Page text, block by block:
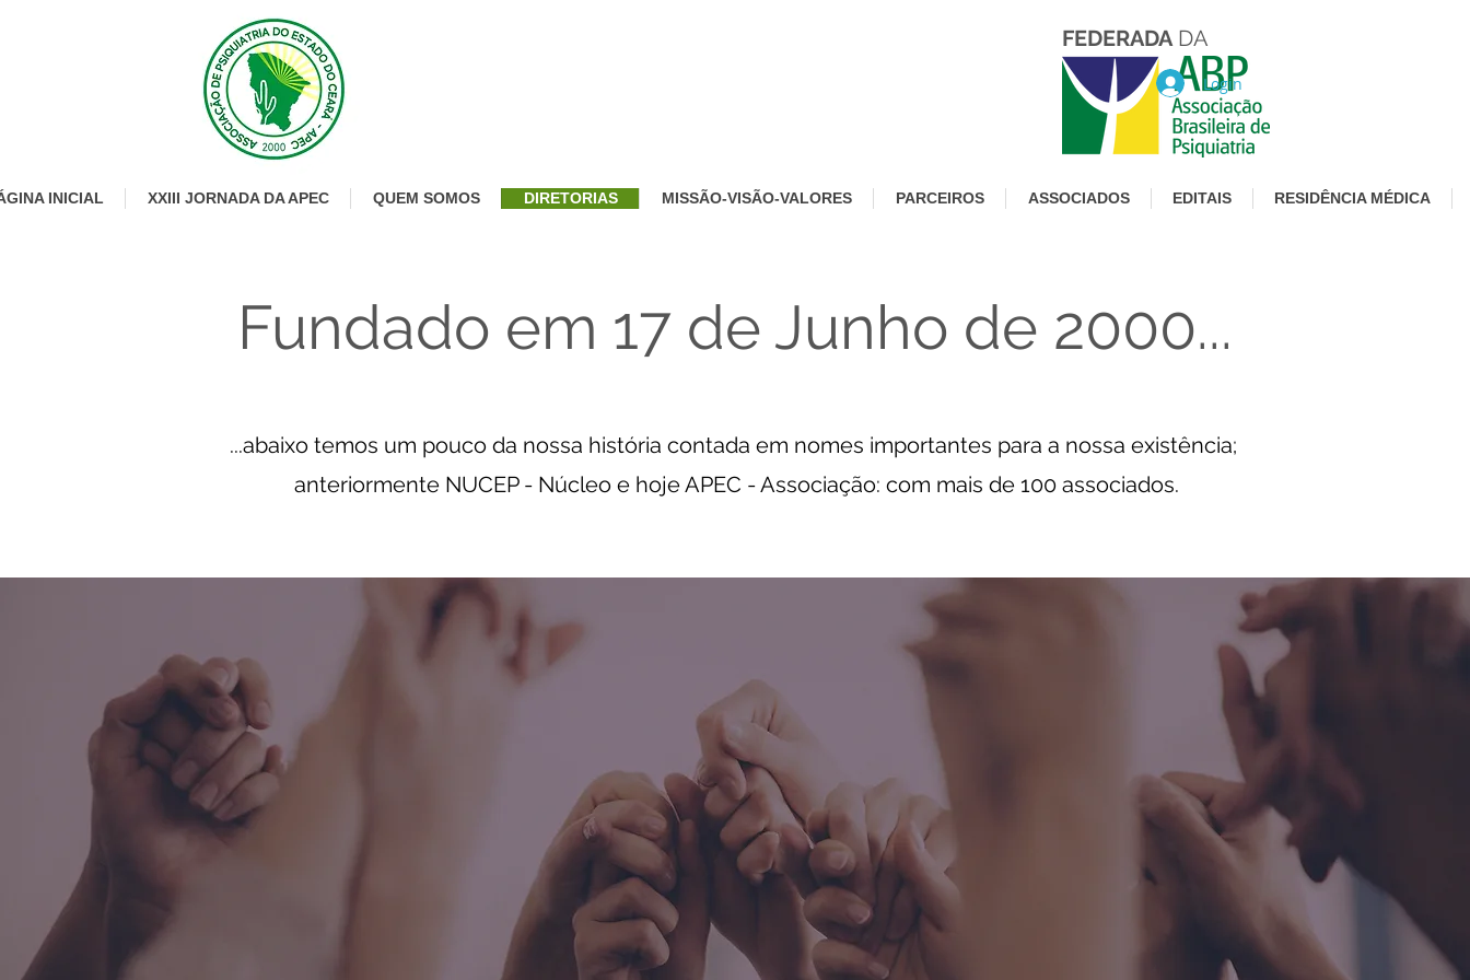
FEDERADA DA
Login
INICIAL XXIII JORNADA DA APEC QUEM SOMOS DIRETORIAS MISSÃO-VISÃO-VALORES PARCEIROS ASSOCIADOS EDITAIS RESIDÊNCIA MÉDICA
Fundado em 17 de Junho de 2000...
...abaixo temos um pouco da nossa história contada em nomes importantes para a nossa existência;
anteriormente NUCEP - Núcleo e hoje APEC - Associação: com mais de 100 associados.